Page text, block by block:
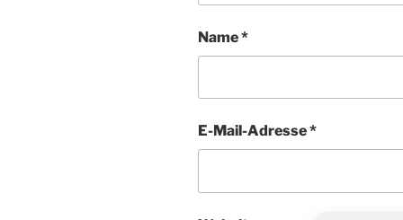
Name*
E-Mail-Adresse*